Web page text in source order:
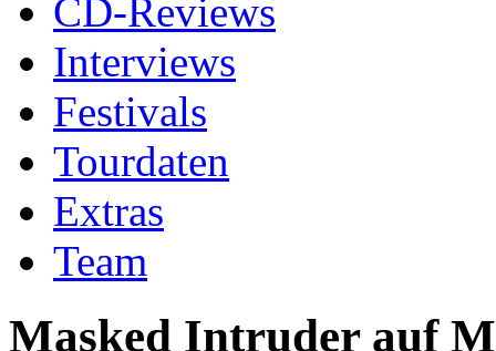
CD-Reviews
Interviews
Festivals
Tourdaten
Extras
Team
Masked Intruderauf